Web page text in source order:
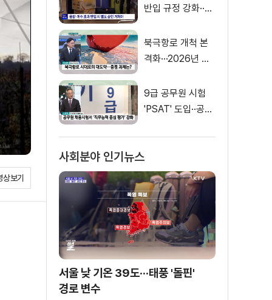
보기
반입 규정 강화··
북극항로 개척 본
격화···2026년 해
은?
9급 공무원 시험
'PSAT' 도입··공정
사회분야 인기뉴스
서울 낮 기온 39도···태풍 '돌핀'
경로 변수